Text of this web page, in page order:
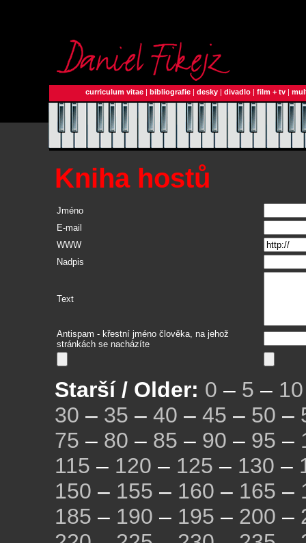
curriculum vitae | bibliografie | desky | divadlo | film + tv |
Kniha hostů
Jméno
E-mail
WWW
Nadpis
Text
Antispam - křestní jméno člověka, na jehož
stránkách se nacházíte
Starší / Older: 0 – 5 – 10
30 – 35 – 40 – 45 – 50 –
75 – 80 – 85 – 90 – 95 –
115 – 120 – 125 – 130 –
150 – 155 – 160 – 165 –
185 – 190 – 195 – 200 –